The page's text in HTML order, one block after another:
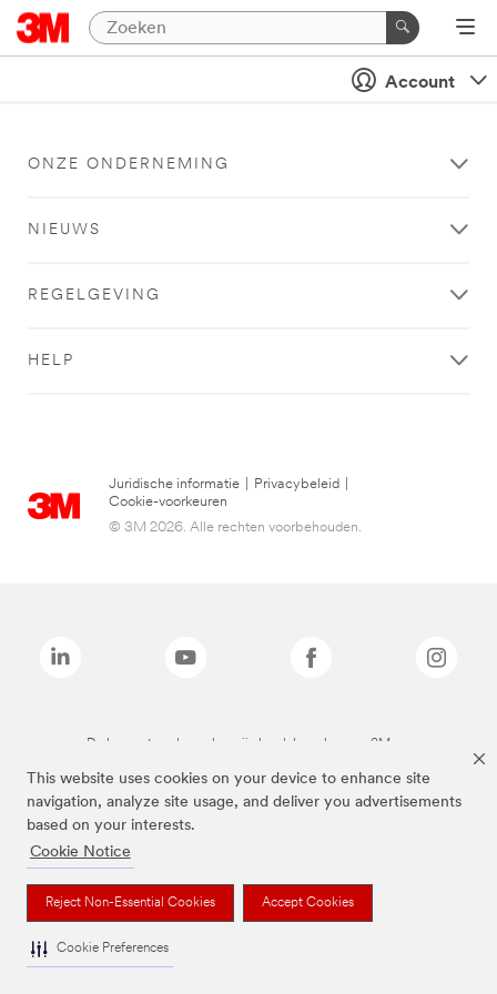
This website uses cookies on your device to enhance site
navigation, analyze site usage, and deliver you advertisements
based on your interests.
Cookie Notice
Reject Non-Essential Cookies Accept Cookies
Cookie Preferences
Account
ONZE ONDERNEMING
NIEUWS
REGELGEVING
HELP
Juridische informatie Privacybeleid
Cookie-voorkeuren
© 3M 2026. Alle rechten voorbehouden.
De bovenstaande merken zijn handelsmerken van 3M.we